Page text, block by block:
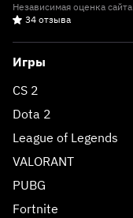
Независимая оценка сайта
34 отзыва
Игры
CS 2
Dota 2
League of Legends
VALORANT
PUBG
Fortnite